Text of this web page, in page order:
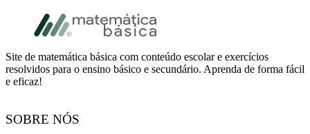
Footer
Site de matemática básica com conteúdo escolar e exercícios
resolvidos para o ensino básico e secundário. Aprenda de forma fácil
e eficaz!
SOBRE NÓS